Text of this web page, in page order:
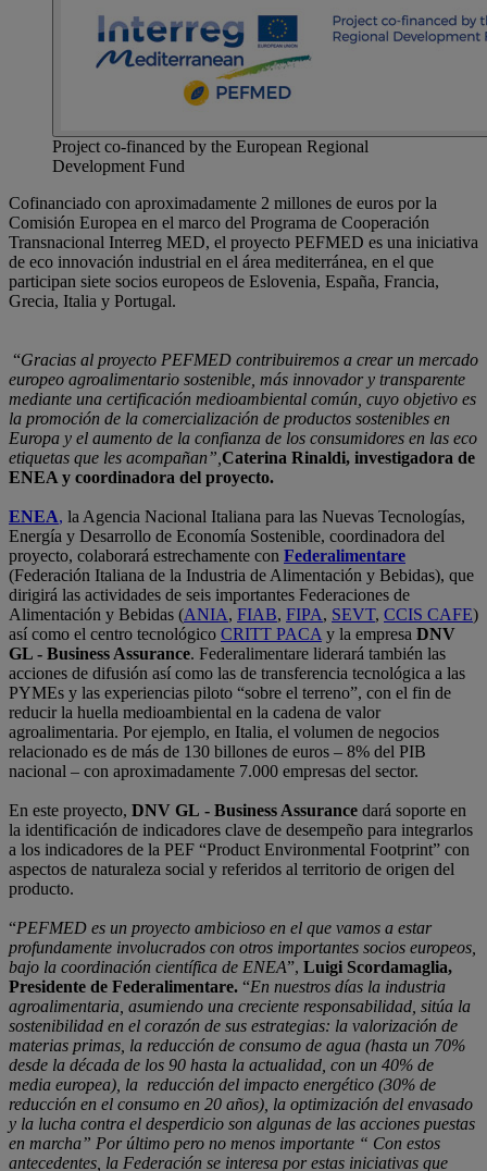
Project co-financed by the European Regional
Development Fund
Cofinanciado con aproximadamente 2 millones de euros por la
Comisión Europea en el marco del Programa de Cooperación
Transnacional Interreg MED, el proyecto PEFMED es una iniciativa
de eco innovación industrial en el área mediterránea, en el que
participan siete socios europeos de Eslovenia, España, Francia,
Grecia, Italia y Portugal.
“Gracias al proyecto PEFMED contribuiremos a crear un mercado
europeo agroalimentario sostenible, más innovador y transparente
mediante una certificación medioambiental común, cuyo objetivo es
la promoción de la comercialización de productos sostenibles en
Europa y el aumento de la confianza de los consumidores en las eco
etiquetas que les acompañan”,Caterina Rinaldi, investigadora de
ENEA y coordinadora del proyecto.
ENEA, la Agencia Nacional Italiana para las Nuevas Tecnologías,
Energía y Desarrollo de Economía Sostenible, coordinadora del
proyecto, colaborará estrechamente con Federalimentare
(Federación Italiana de la Industria de Alimentación y Bebidas), que
dirigirá las actividades de seis importantes Federaciones de
Alimentación y Bebidas (ANIA, FIAB, FIPA, SEVT, CCIS CAFE)
así como el centro tecnológico CRITT PACAy la empresa DNV
GL - Business Assurance. Federalimentare liderará también las
acciones de difusión así como las de transferencia tecnológica a las
PYMEs y las experiencias piloto “sobre el terreno”, con el fin de
reducir la huella medioambiental en la cadena de valor
agroalimentaria. Por ejemplo, en Italia, el volumen de negocios
relacionado es de más de 130 billones de euros – 8% del PIB
nacional – con aproximadamente 7.000 empresas del sector.
En este proyecto, DNV GL - Business Assurance dará soporte en
la identificación de indicadores clave de desempeño para integrarlos
a los indicadores de la PEF “Product Environmental Footprint” con
aspectos de naturaleza social y referidos al territorio de origen del
producto.
“PEFMED es un proyecto ambicioso en el que vamos a estar
profundamente involucrados con otros importantes socios europeos,
bajo la coordinación científica de ENEA”, Luigi Scordamaglia,
Presidente de Federalimentare. “En nuestros días la industria
agroalimentaria, asumiendo una creciente responsabilidad, sitúa la
sostenibilidad en el corazón de sus estrategias: la valorización de
materias primas, la reducción de consumo de agua (hasta un 70%
desde la década de los 90 hasta la actualidad, con un 40% de
media europea), la reducción del impacto energético (30% de
reducción en el consumo en 20 años), la optimización del envasado
y la lucha contra el desperdicio son algunas de las acciones puestas
en marcha” Por último pero no menos importante “ Con estos
antecedentes, la Federación se interesa por estas iniciativas que